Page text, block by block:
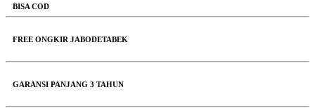
BISA COD
FREE ONGKIR JABODETABEK
GARANSI PANJANG 3 TAHUN